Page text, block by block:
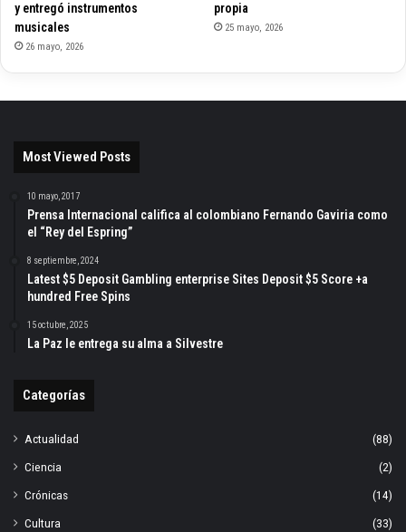
y entregó instrumentos
musicales
26 mayo, 2026
propia
25 mayo, 2026
Most Viewed Posts
10 mayo, 2017
Prensa Internacional califica al colombiano Fernando Gaviria como
el “Rey del Espring”
8 septiembre, 2024
Latest $5 Deposit Gambling enterprise Sites Deposit $5 Score +a
hundred Free Spins
15 octubre, 2025
La Paz le entrega su alma a Silvestre
Categorías
Actualidad
(88)
Ciencia
(2)
Crónicas
(14)
Cultura
(33)